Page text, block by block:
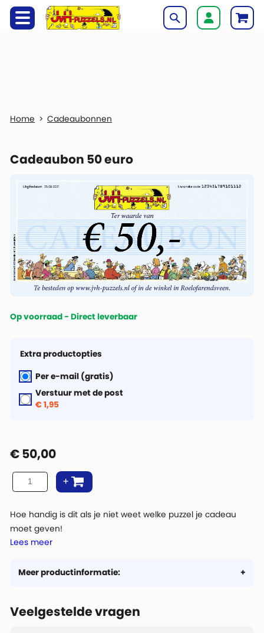
Cadeaubonnen
Meer productinformatie:
Cadeaubon 50 euro
Op voorraad - Direct leverbaar
Hoe handig is dit als je niet weet welke puzzel je cadeau
moet geven!
* De cadeaubon is drie jaar geldig, dus geen haast bij het
* De waarde van de cadeaubon kan in meerdere keren
* De unieke code kan je invoeren in je winkelmandje. Het
Lees meer
Extra productopties
Per e-mail (gratis)
Verstuur met de post
€ 1,95
€50,00
Veelgestelde vragen